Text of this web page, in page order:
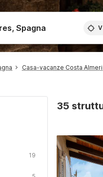
Casa-vacanze Costa
19
35